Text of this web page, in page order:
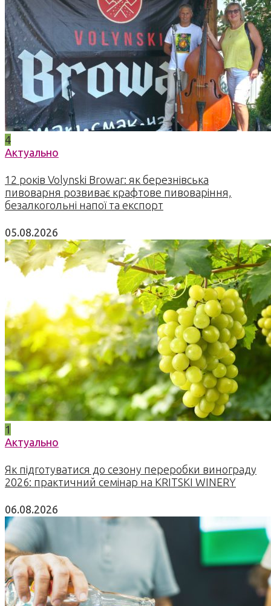
4
Актуально
12 років Volynski Browar: як березнівська
пивоварня розвиває крафтове пивоваріння,
безалкогольні напої та експорт
05.08.2026
1
Актуально
Як підготуватися до сезону переробки винограду
2026: практичний семінар на KRITSKI WINERY
06.08.2026